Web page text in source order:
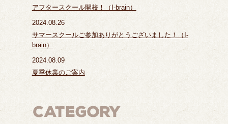
アフタースクール開校！（I-brain）
2024.08.26
サマースクールご参加ありがとうございました！（I-
brain）
2024.08.09
夏季休業のご案内